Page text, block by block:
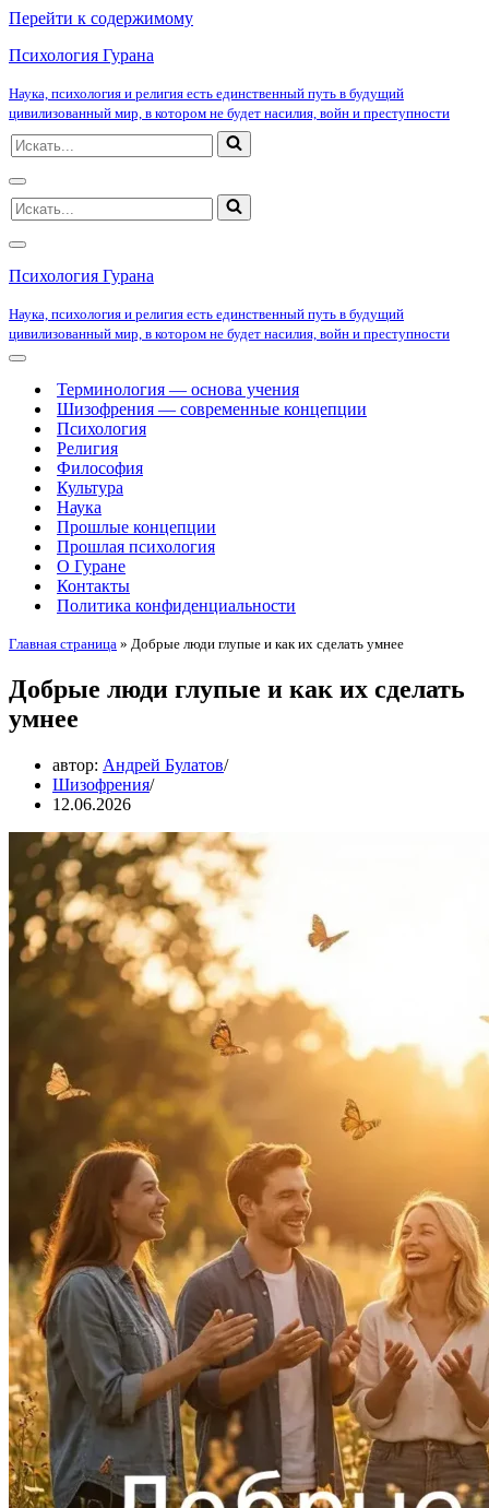
Перейти к содержимому
Психология Гурана
Наука, психология и религия есть единственный путь в будущий
цивилизованный мир, в котором не будет насилия, войн и преступности
Искать...
Меню
навигации
Искать...
Меню
навигации
Психология Гурана
Наука, психология и религия есть единственный путь в будущий
цивилизованный мир, в котором не будет насилия, войн и преступности
Меню
навигацииТерминология — основа учения
Шизофрения — современные концепции
Психология
Религия
Философия
Культура
Наука
Прошлые концепции
Прошлая психология
О Гуране
Контакты
Политика конфиденциальности
Главная страница » Добрые люди глупые и как их сделать умнее
Добрые люди глупые и как их сделать
умнее
автор: Андрей Булатов
Шизофрения
12.06.2026